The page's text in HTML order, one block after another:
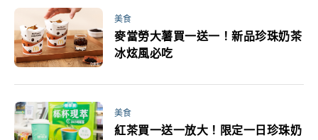
美食
麥當勞大薯買一送一！新品珍珠奶茶
冰炫風必吃
美食
紅茶買一送一放大！限定一日珍珠奶